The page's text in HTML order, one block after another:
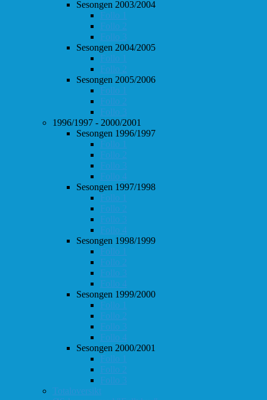
Sesongen 2003/2004
Follo 1
Follo 2
Follo 3
Sesongen 2004/2005
Follo 1
Follo 2
Sesongen 2005/2006
Follo 1
Follo 2
Follo 3
1996/1997 - 2000/2001
Sesongen 1996/1997
Follo 1
Follo 2
Follo 3
Follo 4
Sesongen 1997/1998
Follo 1
Follo 2
Follo 3
Follo 4
Sesongen 1998/1999
Follo 1
Follo 2
Follo 3
Follo 4
Sesongen 1999/2000
Follo 1
Follo 2
Follo 3
Follo 4
Sesongen 2000/2001
Follo 1
Follo 2
Follo 3
Totaloversikt